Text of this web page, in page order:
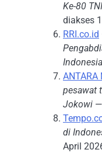
Ke-80
diakses
RRI.co.id
ANTARA
pesawat
Jokowi
di
April